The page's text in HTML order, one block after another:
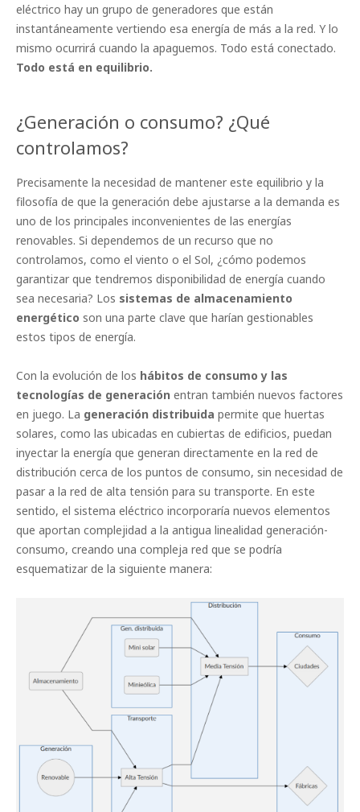
eléctrico hay un grupo de generadores que están
instantáneamente vertiendo esa energía de más a la red. Y lo
mismo ocurrirá cuando la apaguemos. Todo está conectado.
Todo está en equilibrio.
¿Generación o consumo? ¿Qué
controlamos?
Precisamente la necesidad de mantener este equilibrio y la
filosofía de que la generación debe ajustarse a la demanda es
uno de los principales inconvenientes de las energías
renovables. Si dependemos de un recurso que no
controlamos, como el viento o el Sol, ¿cómo podemos
garantizar que tendremos disponibilidad de energía cuando
sea necesaria? Los sistemas de almacenamiento
energético son una parte clave que harían gestionables
estos tipos de energía.
Con la evolución de los hábitos de consumo y las
tecnologías de generación entran también nuevos factores
en juego. La generación distribuida permite que huertas
solares, como las ubicadas en cubiertas de edificios, puedan
inyectar la energía que generan directamente en la red de
distribución cerca de los puntos de consumo, sin necesidad de
pasar a la red de alta tensión para su transporte. En este
sentido, el sistema eléctrico incorporaría nuevos elementos
que aportan complejidad a la antigua linealidad generación-
consumo, creando una compleja red que se podría
esquematizar de la siguiente manera: